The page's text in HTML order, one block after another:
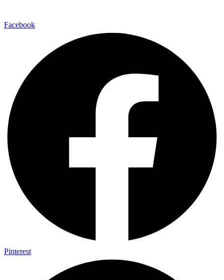
Facebook
Pinterest